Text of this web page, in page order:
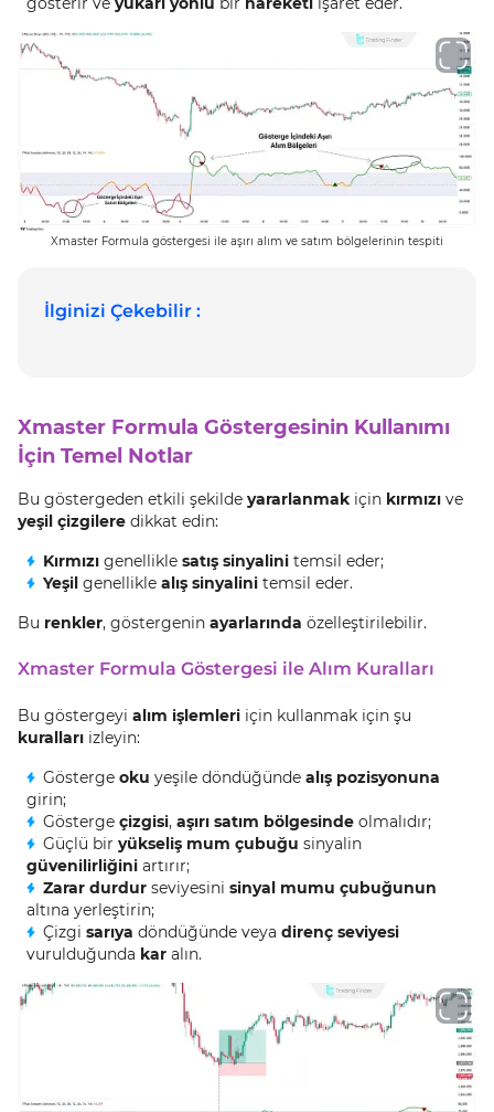
Xmaster Formula göstergesi ile aşırı alım ve satım bölgelerinin tespiti
İlginizi Çekebilir :
Xmaster Formula Göstergesinin Kullanımı
İçin Temel Notlar
Bu göstergeden etkili şekilde yararlanmak için kırmızı ve
yeşil çizgilere dikkat edin:
Kırmızı genellikle satış sinyalini temsil eder;
Yeşil genellikle alış sinyalini temsil eder.
Bu renkler, göstergenin ayarlarında özelleştirilebilir.
Xmaster Formula Göstergesi ile Alım Kuralları
Bu göstergeyi alım işlemleri için kullanmak için şu
kuralları izleyin:
Gösterge oku yeşile döndüğünde alış pozisyonuna
girin;
Gösterge çizgisi, aşırı satım bölgesinde olmalıdır;
Güçlü bir yükseliş mum çubuğu sinyalin
güvenilirliğini artırır;
Zarar durdur seviyesini sinyal mumu çubuğunun
altına yerleştirin;
Çizgi sarıya döndüğünde veya direnç seviyesi
vurulduğunda kar alın.